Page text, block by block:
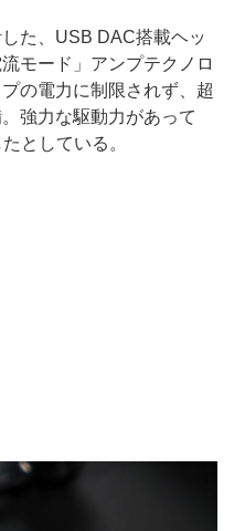
た、USB DAC搭載ヘッ
モード」アンプテクノロ
の電力に制限されず、超
強力な駆動力があって
としている。